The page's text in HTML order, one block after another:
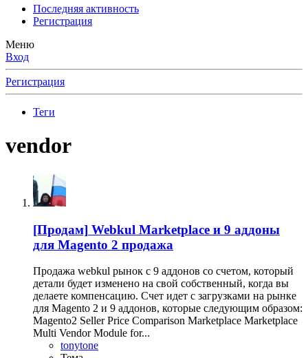
Последняя активность
Регистрация
Меню
Вход
Регистрация
Теги
vendor
[Продам] Webkul Marketplace и 9 аддоны
для Magento 2 продажа
Продажа webkul рынок с 9 аддонов со счетом, который
детали будет изменено на свой собственный, когда вы
делаете компенсацию. Счет идет с загрузками на рынке
для Magento 2 и 9 аддонов, которые следующим образом:
Magento2 Seller Price Comparison Marketplace Marketplace
Multi Vendor Module for...
tonytone